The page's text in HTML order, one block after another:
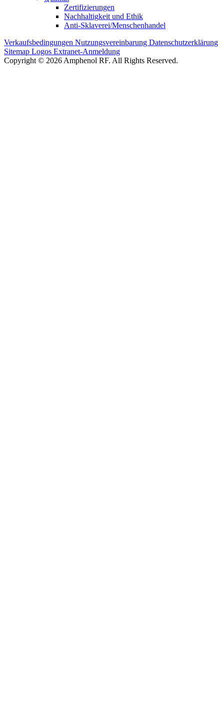
Zertifizierungen
Nachhaltigkeit und Ethik
Anti-Sklaverei/Menschenhandel
Verkaufsbedingungen Nutzungsvereinbarung Datenschutzerklärung
Sitemap Logos Extranet-Anmeldung
Copyright © 2026 Amphenol RF. All Rights Reserved.